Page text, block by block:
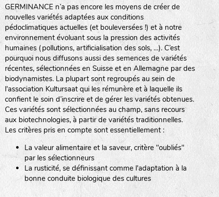
GERMINANCE n’a pas encore les moyens de créer de
nouvelles variétés adaptées aux conditions
pédoclimatiques actuelles (et bouleversées !) et à notre
environnement évoluant sous la pression des activités
humaines (pollutions, artificialisation des sols, …). C’est
pourquoi nous diffusons aussi des semences de variétés
récentes, sélectionnées en Suisse et en Allemagne par des
biodynamistes. La plupart sont regroupés au sein de
l'association Kultursaat qui les rémunère et à laquelle ils
confient le soin d’inscrire et de gérer les variétés obtenues.
Ces variétés sont sélectionnées au champ, sans recours
aux biotechnologies, à partir de variétés traditionnelles.
Les critères pris en compte sont essentiellement :
La valeur alimentaire et la saveur, critère "oubliés"
par les sélectionneurs
La rusticité, se définissant comme l'adaptation à la
bonne conduite biologique des cultures
BINGENHEIMER SAATGUT (BGH)
www.bingenheimersaatgut.de
DE BOLSTER (DBO)
www.bolster.nl
GRAINE DEL PAÏS (GDP)
www.grainesdelpais.com
JARDIN EN’VIE (JEV)
LA BOITE A GRAINES (LBAG)
1 : Numéro d’ordre du lot
A : Sans calibre.
G: Gros
M: Moyen calibre
P: Petit calibre
Légumes feuilles
Légumes racines
Plantes aromatiques